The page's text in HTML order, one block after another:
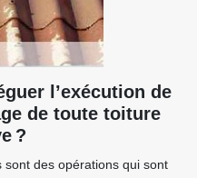
l’exécution de
de toute toiture
?
des opérations qui sont